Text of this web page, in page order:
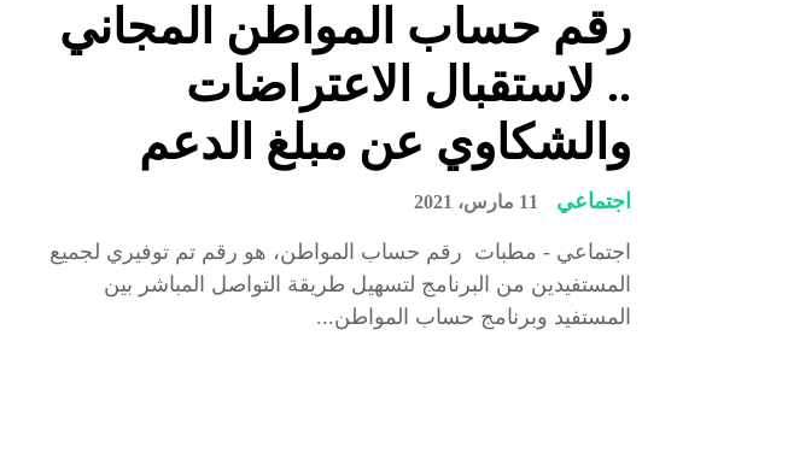
رقم حساب المواطن المجاني
.. لاستقبال الاعتراضات
والشكاوي عن مبلغ الدعم
اجتماعي 11 مارس، 2021
اجتماعي - مطبات رقم حساب المواطن، هو رقم تم توفيري لجميع
المستفيدين من البرنامج لتسهيل طريقة التواصل المباشر بين
المستفيد وبرنامج حساب المواطن...